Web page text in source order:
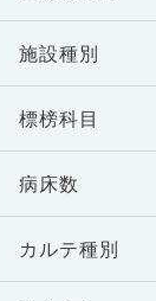
施設種別
標榜科目
病床数
カルテ種別